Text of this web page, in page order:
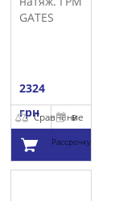
GATES
2324
грнСравнение
В
Рассрочку